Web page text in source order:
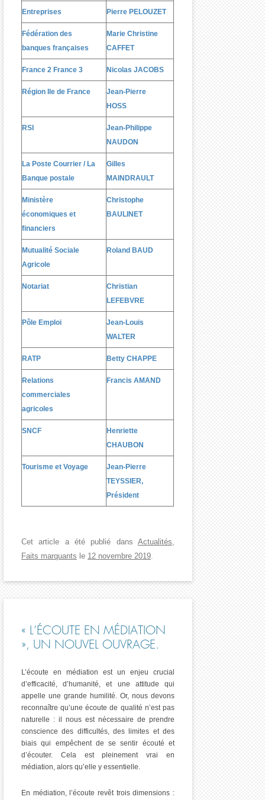
Entreprises Pierre PELOUZET
Fédération des
banques françaises
Marie Christine
CAFFET
France 2 France 3 Nicolas JACOBS
Région Ile de France
Jean-Pierre
HOSS
RSI
Jean-Philippe
NAUDON
La Poste Courrier / La
Banque postale
Gilles
MAINDRAULT
Ministère
économiques et
financiers
Christophe
BAULINET
Mutualité Sociale
Agricole
Roland BAUD
Notariat
Christian
LEFEBVRE
Pôle Emploi
Jean-Louis
WALTER
RATP Betty CHAPPE
Relations
commerciales
agricoles
Francis AMAND
SNCF
Henriette
CHAUBON
Tourisme et Voyage
Jean-Pierre
TEYSSIER,
Président
Cet article a été publié dans Actualités,
Faits marquants le 12 novembre 2019.
« L’ÉCOUTE EN MÉDIATION
», UN NOUVEL OUVRAGE.
L’écoute en médiation est un enjeu crucial
d’efficacité, d’humanité, et une attitude qui
appelle une grande humilité. Or, nous devons
reconnaître qu’une écoute de qualité n’est pas
naturelle : il nous est nécessaire de prendre
conscience des difficultés, des limites et des
biais qui empêchent de se sentir écouté et
d’écouter. Cela est pleinement vrai en
médiation, alors qu’elle y essentielle.
En médiation, l’écoute revêt trois dimensions :